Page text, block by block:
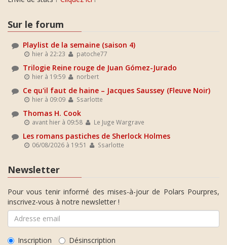
Sur le forum
Playlist de la semaine (saison 4)
hier à 22:23 patoche77
Trilogie Reine rouge de Juan Gómez-Jurado
hier à 19:59 norbert
Ce qu'il faut de haine – Jacques Saussey (Fleuve Noir)
hier à 09:09 Ssarlotte
Thomas H. Cook
avant hier à 09:58 Le Juge Wargrave
Les romans pastiches de Sherlock Holmes
06/08/2026 à 19:51 Ssarlotte
Newsletter
Pour vous tenir informé des mises-à-jour de Polars Pourpres,
inscrivez-vous à notre newsletter !
Inscription Désinscription